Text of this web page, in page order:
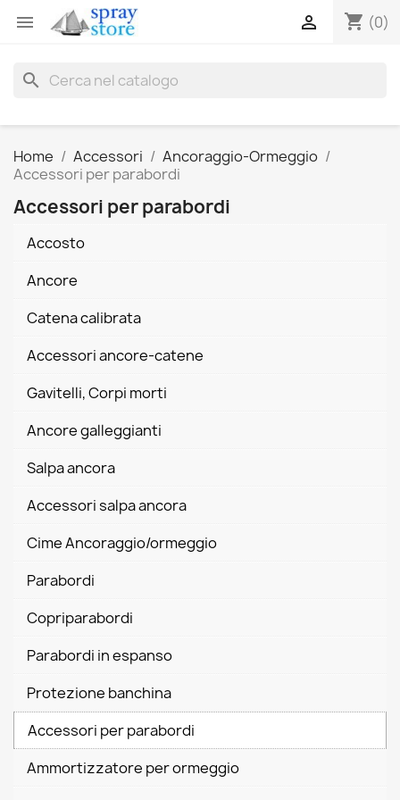
 shopping_cart (0)

search
Home Accessori
Ancoraggio-Ormeggio
Accessori per parabordi
Accessori per parabordi
Accosto
Ancore
Catena calibrata
Accessori ancore-catene
Gavitelli, Corpi morti
Ancore galleggianti
Salpa ancora
Accessori salpa ancora
Cime Ancoraggio/ormeggio
Parabordi
Copriparabordi
Parabordi in espanso
Protezione banchina
Accessori per parabordi
Ammortizzatore per ormeggio